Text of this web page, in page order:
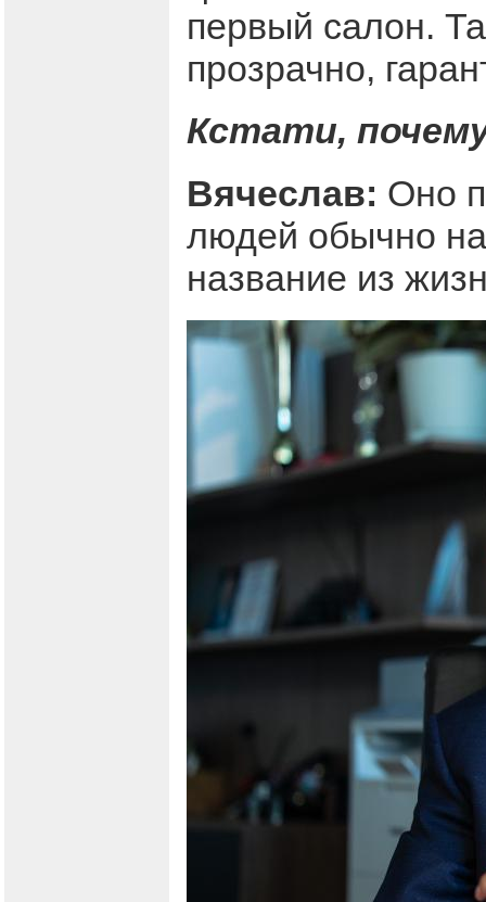
первый салон.
прозрачно,
Кстати,
Вячеслав: Оно
людей обычно
название из